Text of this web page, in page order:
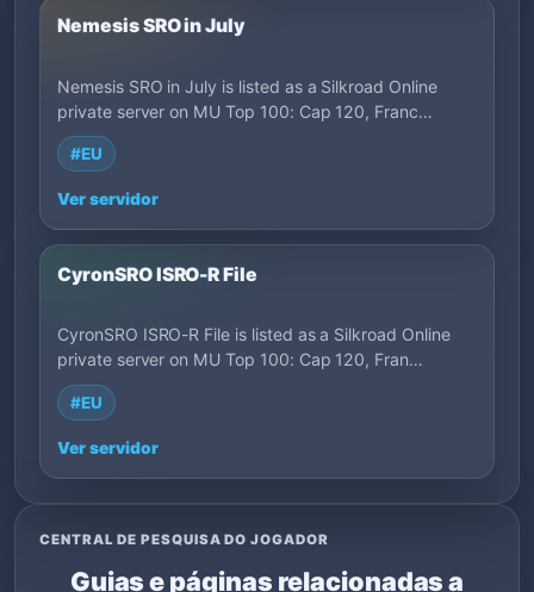
Nemesis SRO in July
Nemesis SRO in July is listed as a Silkroad Online
private server on MU Top 100: Cap 120, Franc…
#EU
Ver servidor
CyronSRO ISRO-R File
CyronSRO ISRO-R File is listed as a Silkroad Online
private server on MU Top 100: Cap 120, Fran…
#EU
Ver servidor
CENTRAL DE PESQUISA DO JOGADOR
Guias e páginas relacionadas a